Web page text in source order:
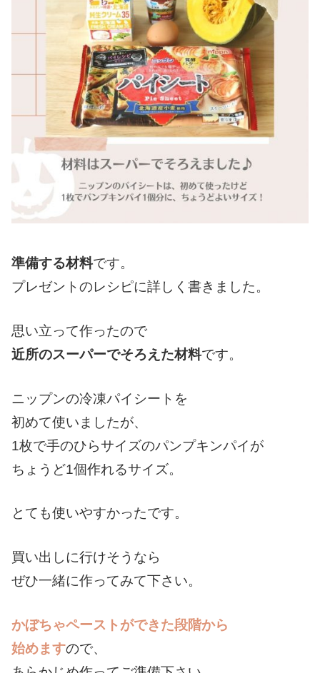
準備する材料です。
プレゼントのレシピに詳しく書きました。
思い立って作ったので
近所のスーパーでそろえた材料です。
ニップンの冷凍パイシートを
初めて使いましたが、
1枚で手のひらサイズのパンプキンパイが
ちょうど1個作れるサイズ。
とても使いやすかったです。
買い出しに行けそうなら
ぜひ一緒に作ってみて下さい。
かぼちゃペーストができた段階から
始めますので、